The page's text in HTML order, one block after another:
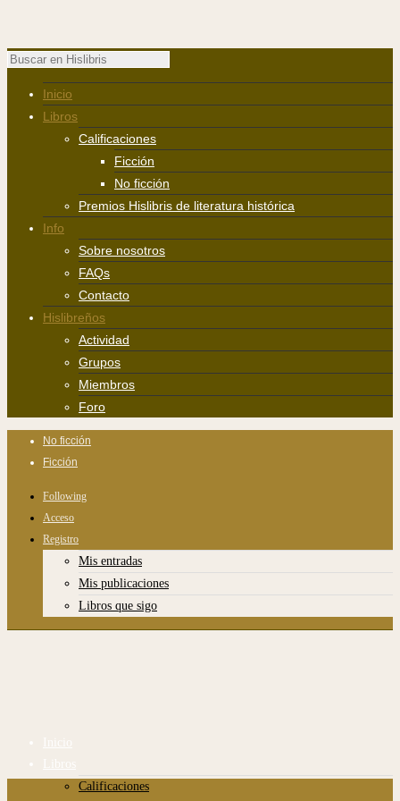
Inicio
Libros
Calificaciones
Ficción
No ficción
Premios Hislibris de literatura histórica
Info
Sobre nosotros
FAQs
Contacto
Hislibreños
Actividad
Grupos
Miembros
Foro
No ficción
Ficción
Following
Acceso
Registro
Mis entradas
Mis publicaciones
Libros que sigo
Inicio
Libros
Calificaciones